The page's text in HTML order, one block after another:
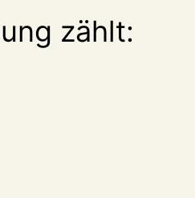
zählt: